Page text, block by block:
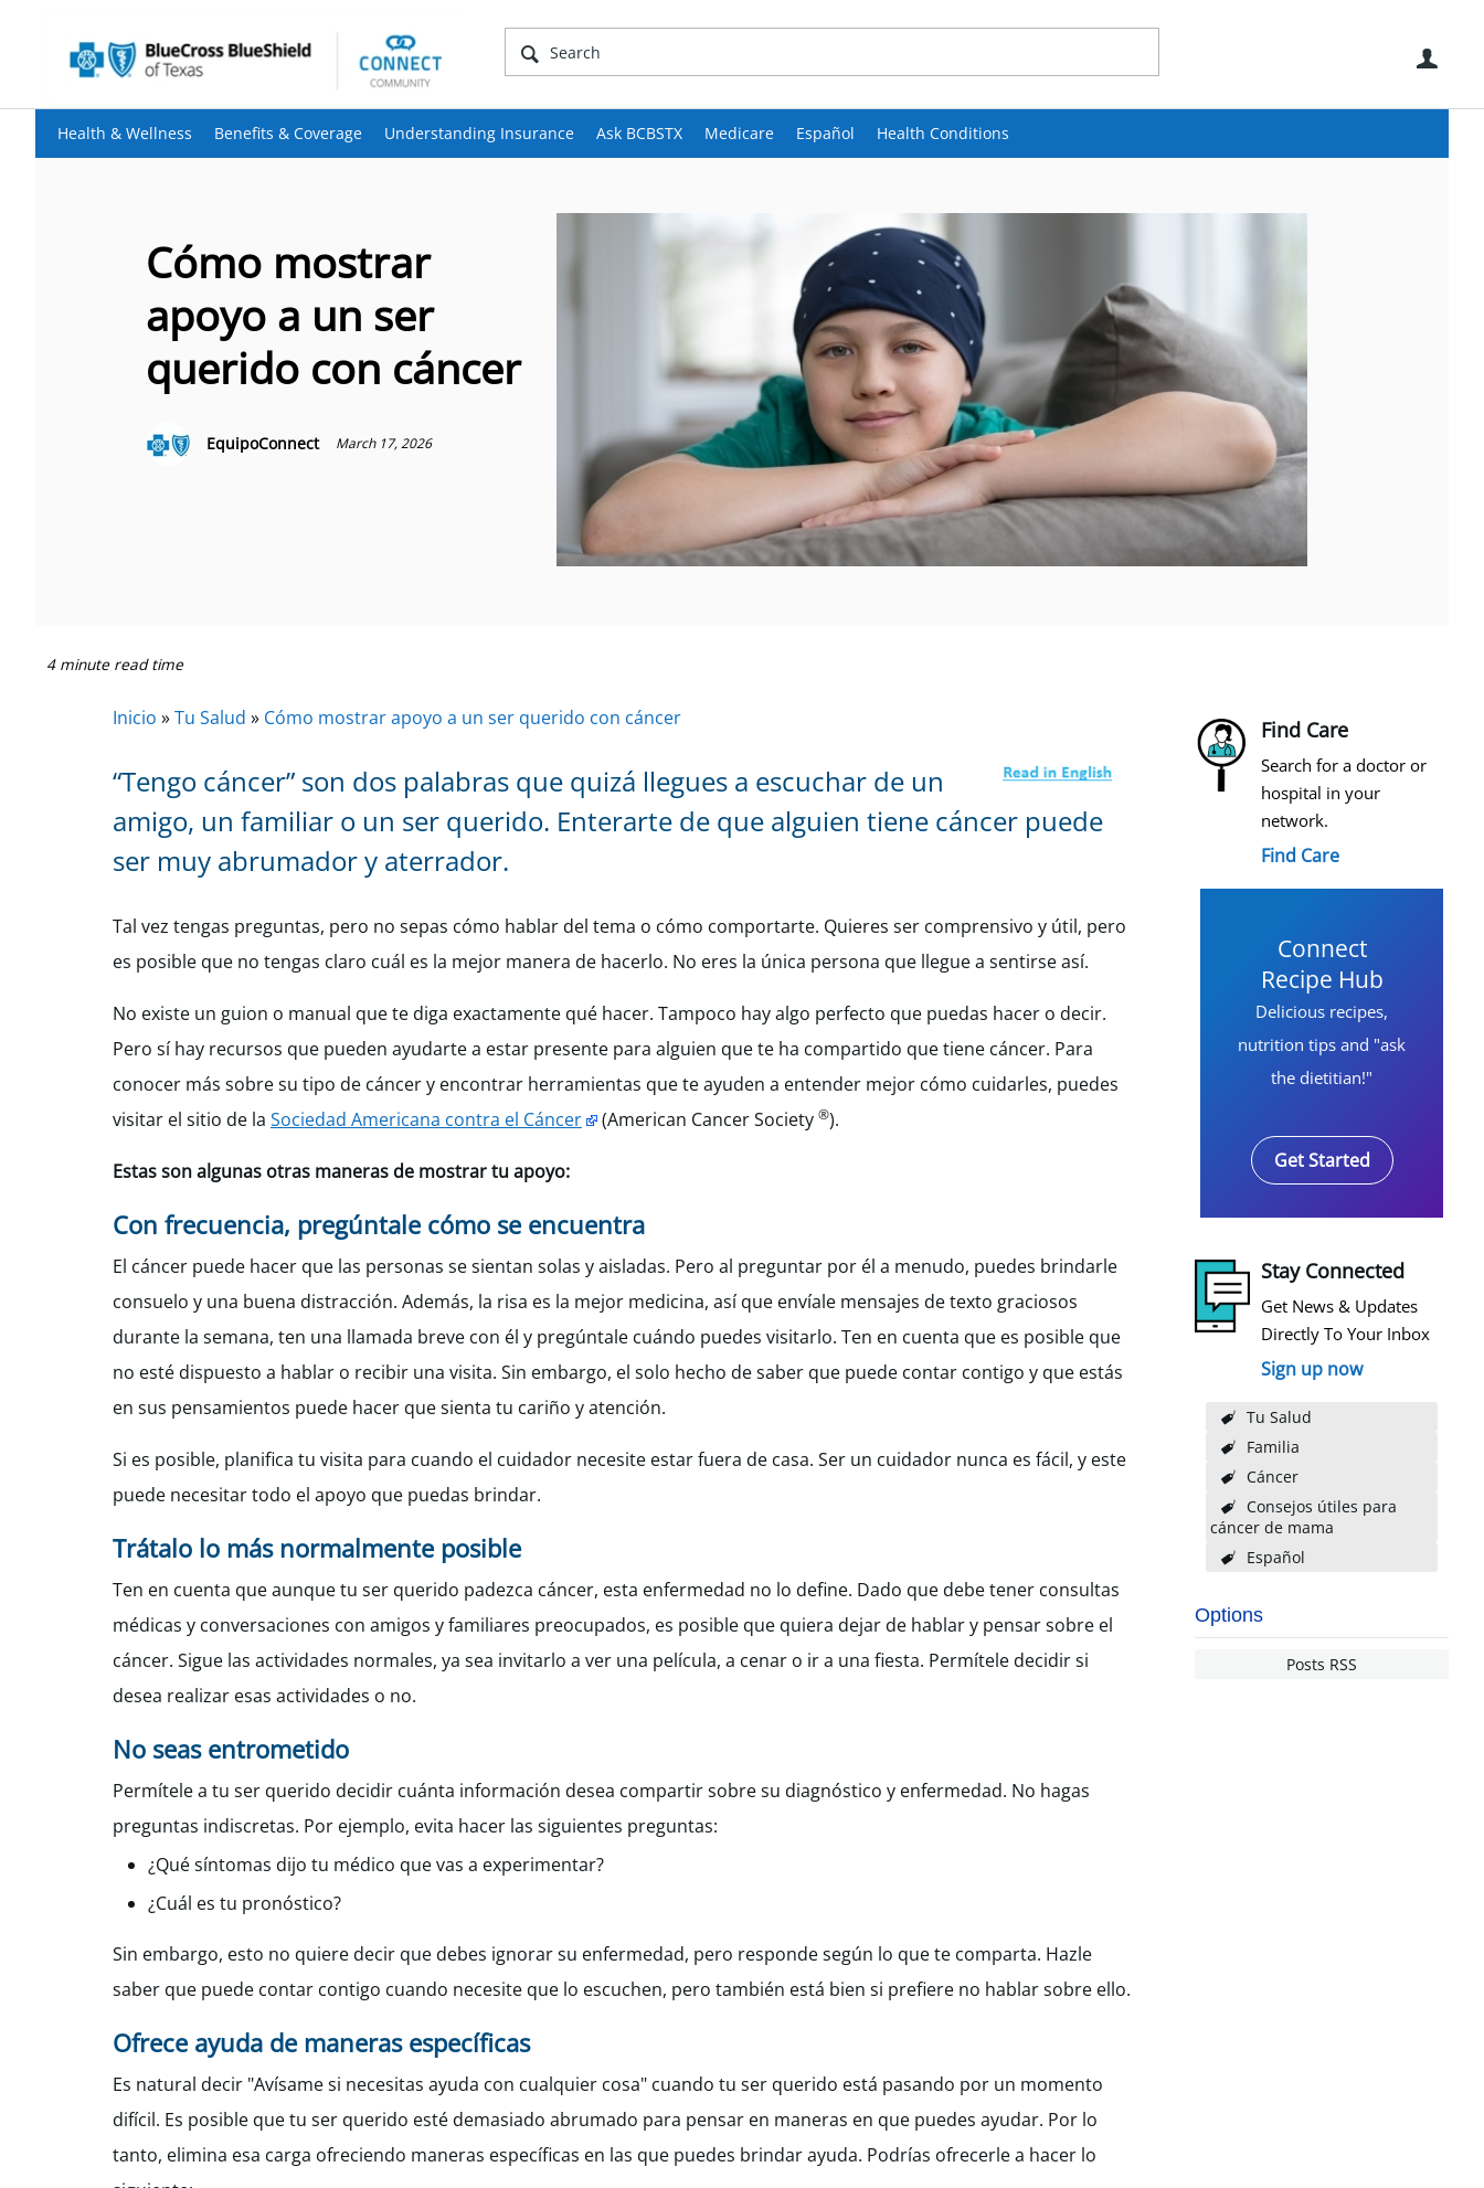
Health & Wellness Benefits & Coverage Understanding Insurance Ask BCBSTX Medicare Español Health Conditions
Cómo mostrar
apoyo a un ser
querido con cáncer
EquipoConnect March 17, 2026
4 minute read time
Find Care
Search for a doctor or
hospital in your
network.
Find Care
Connect
Recipe Hub
Delicious recipes,
nutrition tips and "ask
the dietitian!"
Get Started
Stay Connected
Get News & Updates
Directly To Your Inbox
Sign up now
Tu Salud
Familia
Cáncer
Consejos útiles para
cáncer de mama
Español
Options
Posts RSS
Inicio »Tu Salud » Cómo mostrar apoyo a un ser querido con cáncer
“Tengo cáncer” son dos palabras que quizá llegues a escuchar de un
amigo, un familiar o un ser querido. Enterarte de que alguien tiene cáncer puede
ser muy abrumador y aterrador.
Tal vez tengas preguntas, pero no sepas cómo hablar del tema o cómo comportarte. Quieres ser comprensivo y útil, pero
es posible que no tengas claro cuál es la mejor manera de hacerlo. No eres la única persona que llegue a sentirse así.
No existe un guion o manual que te diga exactamente qué hacer. Tampoco hay algo perfecto que puedas hacer o decir.
Pero sí hay recursos que pueden ayudarte a estar presente para alguien que te ha compartido que tiene cáncer. Para
conocer más sobre su tipo de cáncer y encontrar herramientas que te ayuden a entender mejor cómo cuidarles, puedes
visitar el sitio de la Sociedad Americana contra el Cáncer (American Cancer Society ®).
Estas son algunas otras maneras de mostrar tu apoyo:
Con frecuencia, pregúntale cómo se encuentra
El cáncer puede hacer que las personas se sientan solas y aisladas. Pero al preguntar por él a menudo, puedes brindarle
consuelo y una buena distracción. Además, la risa es la mejor medicina, así que envíale mensajes de texto graciosos
durante la semana, ten una llamada breve con él y pregúntale cuándo puedes visitarlo. Ten en cuenta que es posible que
no esté dispuesto a hablar o recibir una visita. Sin embargo, el solo hecho de saber que puede contar contigo y que estás
en sus pensamientos puede hacer que sienta tu cariño y atención.
Si es posible, planifica tu visita para cuando el cuidador necesite estar fuera de casa. Ser un cuidador nunca es fácil, y este
puede necesitar todo el apoyo que puedas brindar.
Trátalo lo más normalmente posible
Ten en cuenta que aunque tu ser querido padezca cáncer, esta enfermedad no lo define. Dado que debe tener consultas
médicas y conversaciones con amigos y familiares preocupados, es posible que quiera dejar de hablar y pensar sobre el
cáncer. Sigue las actividades normales, ya sea invitarlo a ver una película, a cenar o ir a una fiesta. Permítele decidir si
desea realizar esas actividades o no.
No seas entrometido
Permítele a tu ser querido decidir cuánta información desea compartir sobre su diagnóstico y enfermedad. No hagas
preguntas indiscretas. Por ejemplo, evita hacer las siguientes preguntas:
¿Qué síntomas dijo tu médico que vas a experimentar?
¿Cuál es tu pronóstico?
Sin embargo, esto no quiere decir que debes ignorar su enfermedad, pero responde según lo que te comparta. Hazle
saber que puede contar contigo cuando necesite que lo escuchen, pero también está bien si prefiere no hablar sobre ello.
Ofrece ayuda de maneras específicas
Es natural decir "Avísame si necesitas ayuda con cualquier cosa" cuando tu ser querido está pasando por un momento
difícil. Es posible que tu ser querido esté demasiado abrumado para pensar en maneras en que puedes ayudar. Por lo
tanto, elimina esa carga ofreciendo maneras específicas en las que puedes brindar ayuda. Podrías ofrecerle a hacer lo